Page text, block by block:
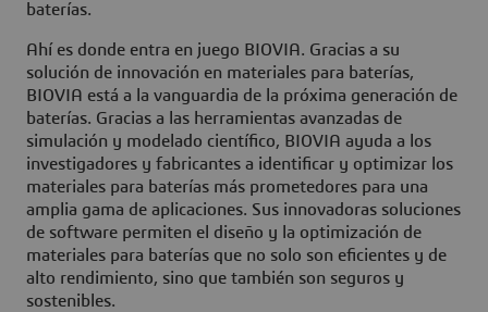
baterías.
Ahí es donde entra en juego BIOVIA. Gracias a su
solución de innovación en materiales para baterías,
BIOVIA está a la vanguardia de la próxima generación de
baterías. Gracias a las herramientas avanzadas de
simulación y modelado científico, BIOVIA ayuda a los
investigadores y fabricantes a identificar y optimizar los
materiales para baterías más prometedores para una
amplia gama de aplicaciones. Sus innovadoras soluciones
de software permiten el diseño y la optimización de
materiales para baterías que no solo son eficientes y de
alto rendimiento, sino que también son seguros y
sostenibles.